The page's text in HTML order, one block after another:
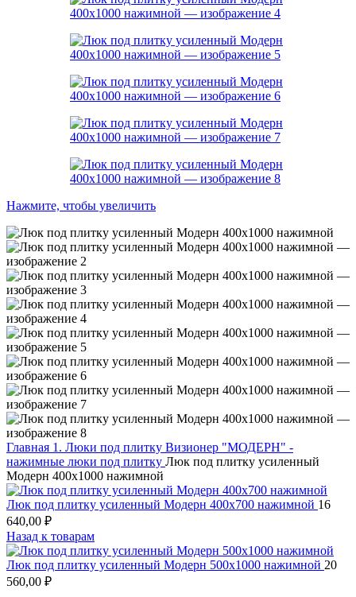
Нажмите, чтобы увеличить
Главная 1. Люки под плитку Визионер "МОДЕРН" -
нажимные люки под плитку Люк под плитку усиленный
Модерн 400х1000 нажимной
Люк под плитку усиленный Модерн 400х700 нажимной 16
640,00 ₽
Назад к товарам
Люк под плитку усиленный Модерн 500х1000 нажимной 20
560,00 ₽